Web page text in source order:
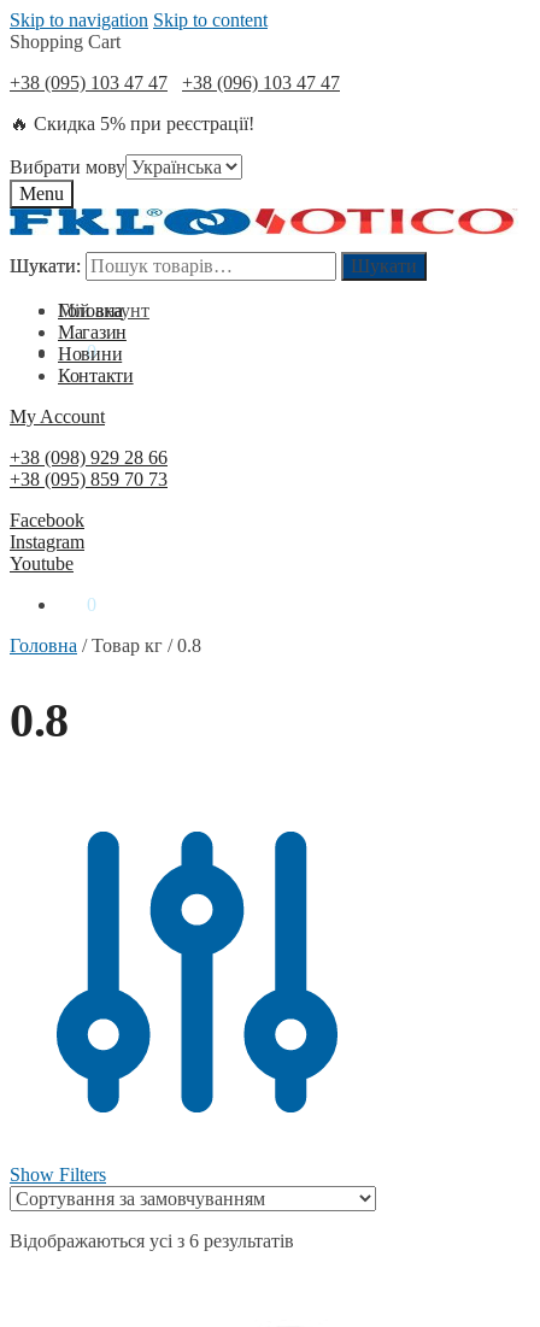
Skip to navigation Skip to content
Shopping Cart
+38 (095) 103 47 47
+38 (096) 103 47 47
🔥 Скидка 5% при реєстрації!
Вибрати мову
Menu
Шукати: Шукати
Мій акаунт
0₴ 0
Шукати: Шукати
Головна
Магазин
Новини
Контакти
My Account
+38 (098) 929 28 66
+38 (095) 859 70 73
Facebook
Instagram
Youtube
0
Головна /Товар кг /0.8
0.8
Show Filters
Відображаються усі з 6 результатів